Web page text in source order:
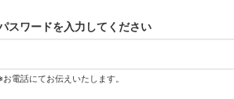
スワードを入力してください
お電話にてお伝えいたします。